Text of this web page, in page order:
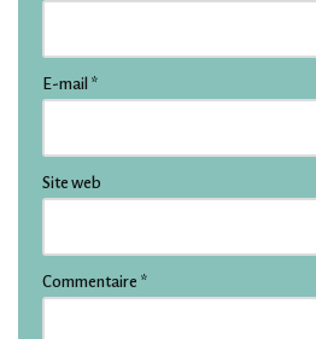
E-mail *
Site web
Commentaire *